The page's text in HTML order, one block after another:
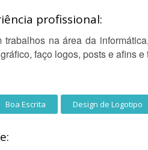
profissional:
trabalhos na área da
faço logos, posts e afins
Boa Escrita Design de Logotipo